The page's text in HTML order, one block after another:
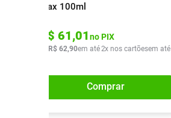
Max 100ml
R$ 61,01no PIX
R$ 62,90em até2x nos cartõesem até
Comprar